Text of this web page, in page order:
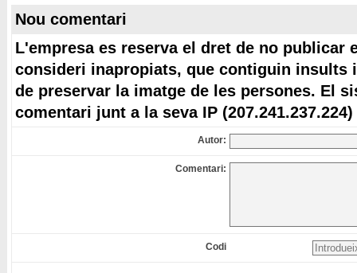
Nou comentari
L'empresa es reserva el dret de no publicar
consideri inapropiats, que contiguin insults
de preservar la imatge de les persones. El
comentari junt a la seva IP (207.241.237.224)
Autor:
Comentari:
Codi